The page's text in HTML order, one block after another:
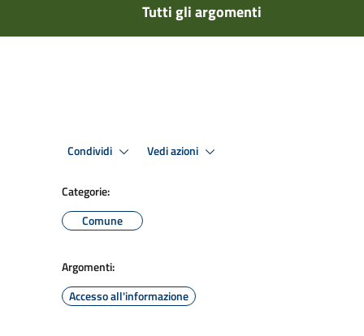
Tutti gli argomenti
Condividi Vedi azioni
Categorie:
Comune
Argomenti:
Accesso all'informazione